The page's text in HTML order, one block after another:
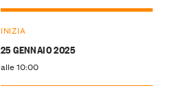
INIZIA
25 GENNAIO 2025
alle 10:00